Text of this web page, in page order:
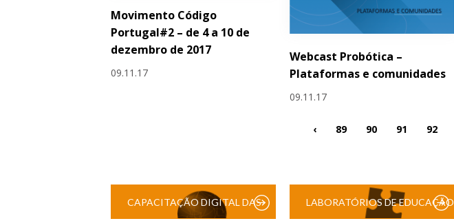
Movimento Código
Portugal#2 – de 4 a 10 de
dezembro de 2017
09.11.17
Webcast Probótica –
Plataformas e comunidades
09.11.17
‹ 89 90 91 92
CAPACITAÇÃO DIGITAL DAS LABORATÓRIOS DE EDUCAÇÃO